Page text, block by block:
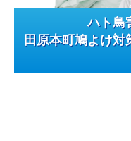
ハト鳥
田原本町鳩よけ